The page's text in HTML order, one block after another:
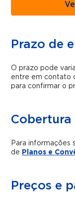
Prazo de
O prazo pode
entre em contato
para confirmar o
Cobertura
Para informações
de Planos e
Preços e